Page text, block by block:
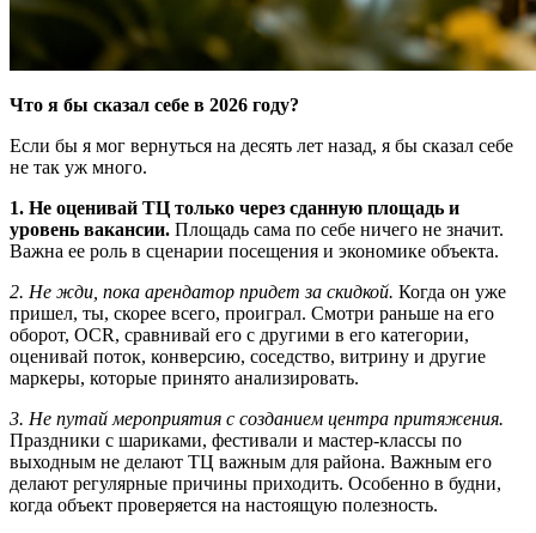
Что я бы сказал себе в 2026 году?
Если бы я мог вернуться на десять лет назад, я бы сказал себе
не так уж много.
1. Не оценивай ТЦ только через сданную площадь и
уровень вакансии. Площадь сама по себе ничего не значит.
Важна ее роль в сценарии посещения и экономике объекта.
2. Не жди, пока арендатор придет за скидкой. Когда он уже
пришел, ты, скорее всего, проиграл. Смотри раньше на его
оборот, OCR, сравнивай его с другими в его категории,
оценивай поток, конверсию, соседство, витрину и другие
маркеры, которые принято анализировать.
3. Не путай мероприятия с созданием центра притяжения.
Праздники с шариками, фестивали и мастер-классы по
выходным не делают ТЦ важным для района. Важным его
делают регулярные причины приходить. Особенно в будни,
когда объект проверяется на настоящую полезность.